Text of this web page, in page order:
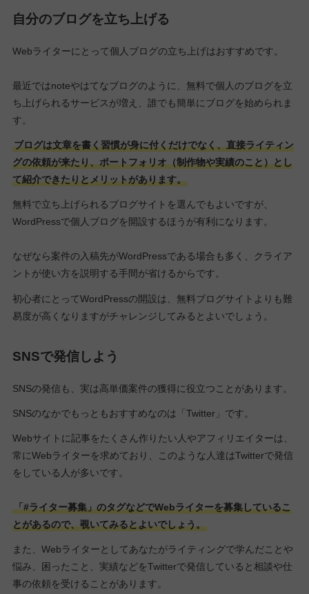
自分のブログを立ち上げる
Webライターにとって個人ブログの立ち上げはおすすめです。
最近ではnoteやはてなブログのように、無料で個人のブログを立
ち上げられるサービスが増え、誰でも簡単にブログを始められま
す。
ブログは文章を書く習慣が身に付くだけでなく、直接ライティン
グの依頼が来たり、ポートフォリオ（制作物や実績のこと）とし
て紹介できたりとメリットがあります。
無料で立ち上げられるブログサイトを選んでもよいですが、
WordPressで個人ブログを開設するほうが有利になります。
なぜなら案件の入稿先がWordPressである場合も多く、クライア
ントが使い方を説明する手間が省けるからです。
初心者にとってWordPressの開設は、無料ブログサイトよりも難
易度が高くなりますがチャレンジしてみるとよいでしょう。
SNSで発信しよう
SNSの発信も、実は高単価案件の獲得に役立つことがあります。
SNSのなかでもっともおすすめなのは「Twitter」です。
Webサイトに記事をたくさん作りたい人やアフィリエイターは、
常にWebライターを求めており、このような人達はTwitterで発信
をしている人が多いです。
「#ライター募集」のタグなどでWebライターを募集しているこ
とがあるので、覗いてみるとよいでしょう。
また、Webライターとしてあなたがライティングで学んだことや
悩み、困ったこと、実績などをTwitterで発信していると相談や仕
事の依頼を受けることがあります。